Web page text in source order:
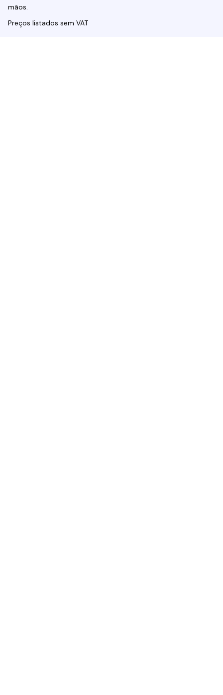
mãos.
Preços listados sem VAT